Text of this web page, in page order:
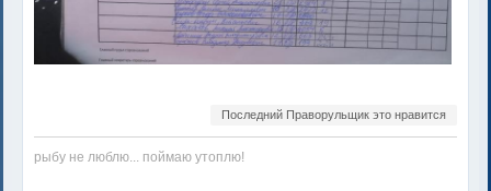
Последний Праворульщик это нравится
рыбу не люблю... поймаю утоплю!